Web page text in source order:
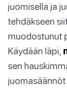
juomisella ja
tehdäkseen
muodostunut
Käydään läpi,
sen